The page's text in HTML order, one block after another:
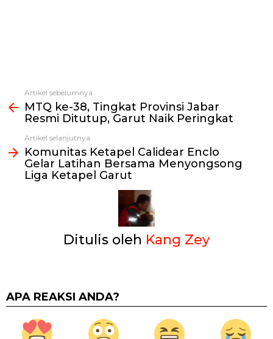
Lihat
selengkapnya
Artikel sebelumnya
MTQ ke-38, Tingkat Provinsi Jabar
Resmi Ditutup, Garut Naik Peringkat
Artikel selanjutnya
Komunitas Ketapel Calidear Enclo
Gelar Latihan Bersama Menyongsong
Liga Ketapel Garut
Ditulis oleh Kang Zey
APA REAKSI ANDA?